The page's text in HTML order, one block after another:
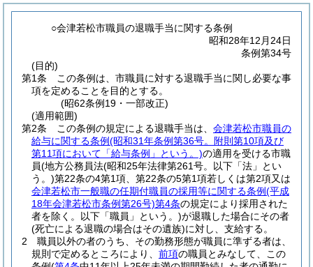
○会津若松市職員の退職手当に関する条例
昭和28年12月24日
条例第34号
(目的)
第1条
この条例は、市職員に対する退職手当に関し必要な事
項を定めることを目的とする。
(昭62条例19・一部改正)
(適用範囲)
第2条
この条例の規定による退職手当は、 会津若松市職員の
給与に関する条例(昭和31年条例第36号。附則第10項及び
第11項において「給与条例」という。)の適用を受ける市職
員(地方公務員法(昭和25年法律第261号。以下「法」とい
う。)第22条の4第1項、第22条の5第1項若しくは第2項又は
会津若松市一般職の任期付職員の採用等に関する条例(平成
18年会津若松市条例第26号)第4条の規定により採用された
者を除く。以下「職員」という。)が退職した場合にその者
(死亡による退職の場合はその遺族)に対し、支給する。
2
職員以外の者のうち、その勤務形態が職員に準ずる者は、
規則で定めるところにより、 前項の職員とみなして、この